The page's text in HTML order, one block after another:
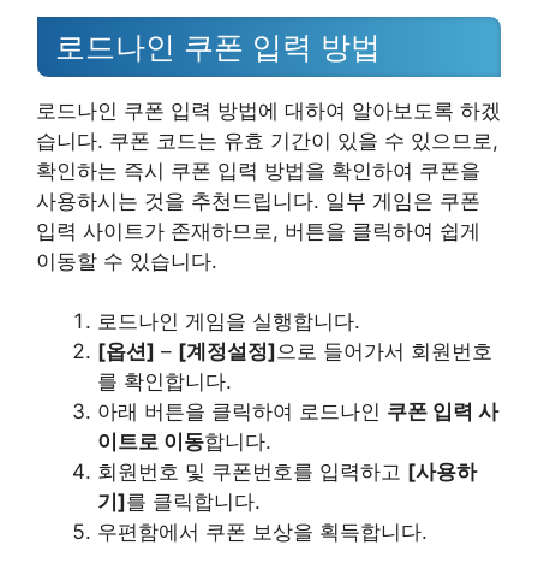
로드나인 쿠폰 입력 방법
로드나인 쿠폰 입력 방법에 대하여 알아보도록 하겠
습니다. 쿠폰 코드는 유효 기간이 있을 수 있으므로,
확인하는 즉시 쿠폰 입력 방법을 확인하여 쿠폰을
사용하시는 것을 추천드립니다. 일부 게임은 쿠폰
입력 사이트가 존재하므로, 버튼을 클릭하여 쉽게
이동할 수 있습니다.
로드나인 게임을 실행합니다.
[옵션] – [계정설정]으로 들어가서 회원번호
를 확인합니다.
아래 버튼을 클릭하여 로드나인 쿠폰 입력 사
이트로 이동합니다.
회원번호 및 쿠폰번호를 입력하고 [사용하
기]를 클릭합니다.
우편함에서 쿠폰 보상을 획득합니다.